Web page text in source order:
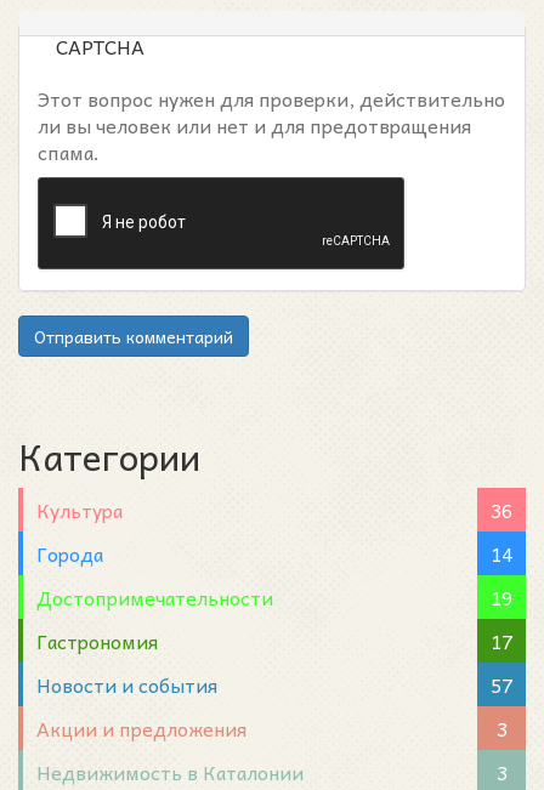
CAPTCHA
Этот вопрос нужен для проверки, действительно
ли вы человек или нет и для предотвращения
спама.
Отправить комментарий
Категории
Культура
36
Города
14
Достопримечательности
19
Гастрономия
17
Новости и события
57
Акции и предложения
3
Недвижимость в Каталонии
3